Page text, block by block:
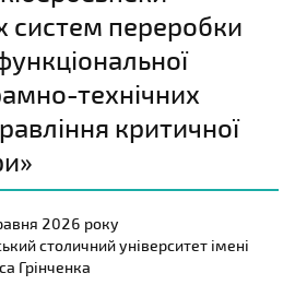
систем переробки
технічних
критичної
2026 року
столичний університет імені
Грінченка